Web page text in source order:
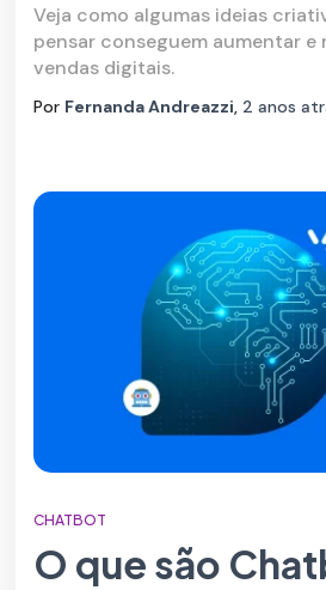
Veja como algumas ideias
pensar conseguem aumentar e
vendas digitais.
Por Fernanda Andreazzi, 2 anos
CHATBOT
O que são